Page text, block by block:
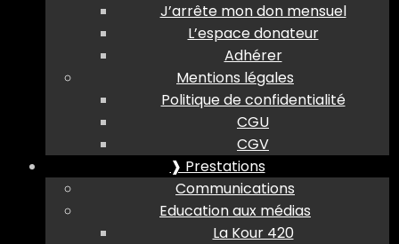
J’arrête mon don mensuel
L’espace donateur
Adhérer
Mentions légales
Politique de confidentialité
CGU
CGV
❱ Prestations
Communications
Education aux médias
La Kour 420